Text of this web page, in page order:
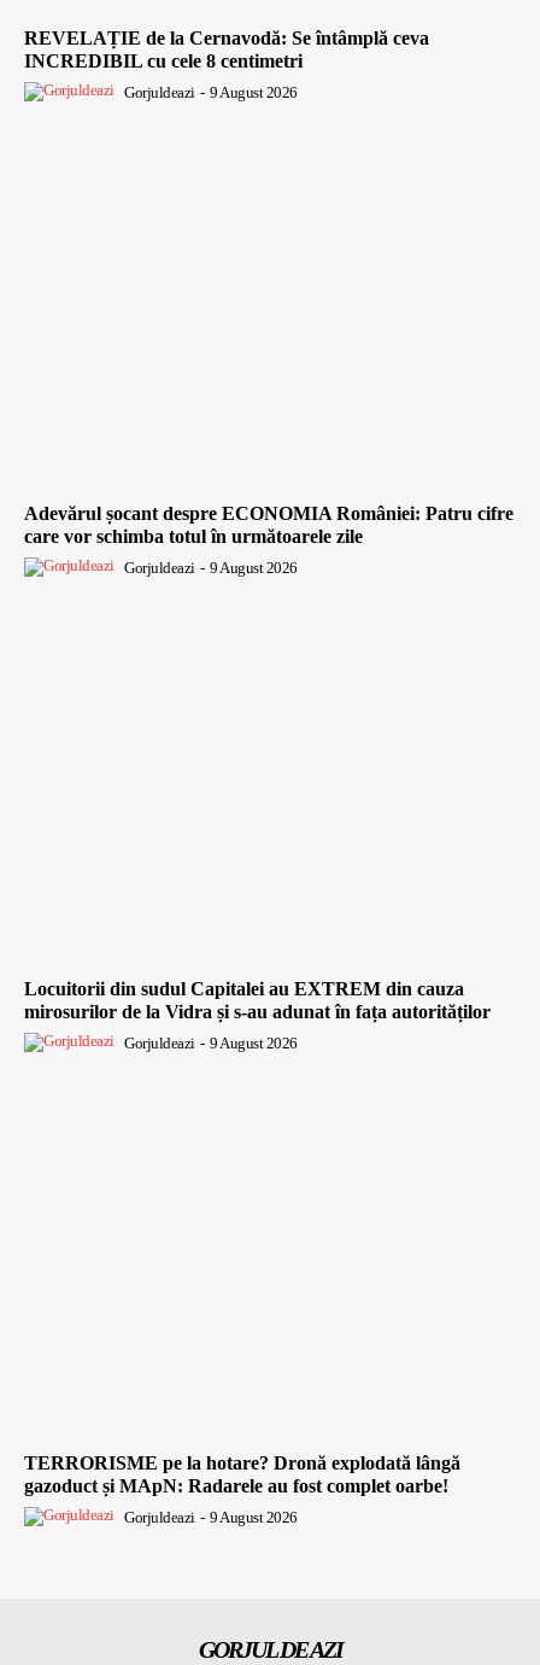
REVELAȚIE de la Cernavodă: Se întâmplă ceva
INCREDIBIL cu cele 8 centimetri
Gorjuldeazi - 9 August 2026
Adevărul șocant despre ECONOMIA României: Patru cifre
care vor schimba totul în următoarele zile
Gorjuldeazi - 9 August 2026
Locuitorii din sudul Capitalei au EXTREM din cauza
mirosurilor de la Vidra și s-au adunat în fața autorităților
Gorjuldeazi - 9 August 2026
TERRORISME pe la hotare? Dronă explodată lângă
gazoduct și MApN: Radarele au fost complet oarbe!
Gorjuldeazi - 9 August 2026
GORJUL DE AZI